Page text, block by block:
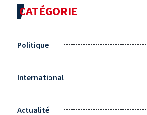
CATÉGORIE
Politique
International
Actualité